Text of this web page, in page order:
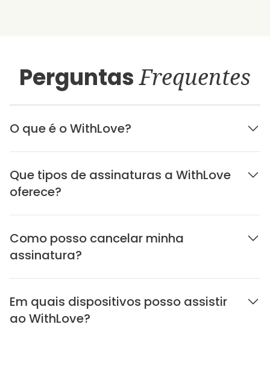
PerguntasFrequentes
O que é o WithLove?
Que tipos de assinaturas a WithLove
oferece?
Como posso cancelar minha
assinatura?
Em quais dispositivos posso assistir
ao WithLove?